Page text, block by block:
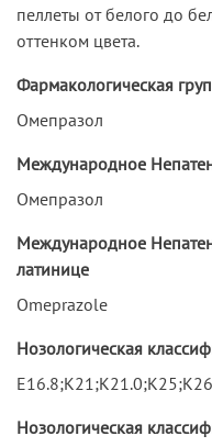
пеллеты от белого до
оттенком цвета.
Фармакологическая
Омепразол
Международное
Омепразол
Международное
латинице
Omeprazole
Нозологическая
Нозологическая